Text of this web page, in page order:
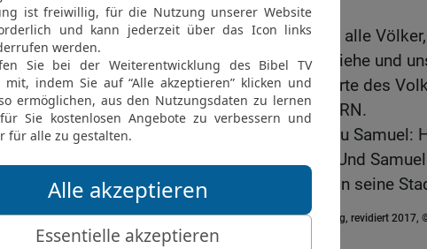
sein,
20 dass wir auch seien wie alle
richte und vor uns her ausziehe und
21 Und als Samuel alle Worte des
sie vor den Ohren des HERRN.
Der HERR aber sprach zu
mache ihnen einen König. Und
Israels: Geht hin, ein jeder in seine
Die Bibel nach Martin Luthers Übersetzung, revidiert 2017,
Stuttgart